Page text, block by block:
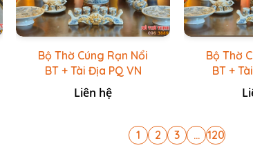
Bộ Thờ Cúng Rạn Nổi
BT + Tài Địa PQ VN
Trắng
Liên hệ
Bộ Thờ
BT +
1 2 3 ... 120